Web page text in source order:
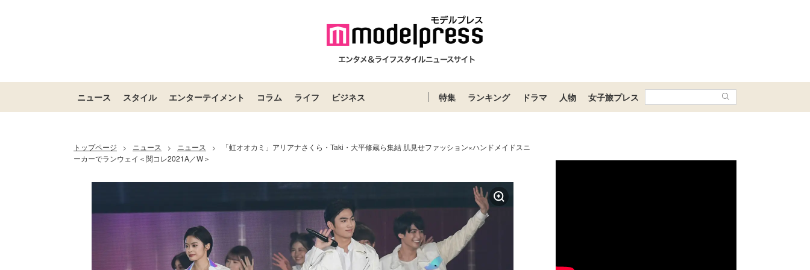
ニュース スタイル エンターテイメント コラム ライフ ビジネス 特集 ランキング ドラマ 人物 女子旅プレス
トップページ > ニュース > ニュース >
「虹オオカミ」アリアナさくら・Taki・大平修蔵ら集結 肌見せファッション×ハンドメイドスニ
ーカーでランウェイ＜関コレ2021A／W＞